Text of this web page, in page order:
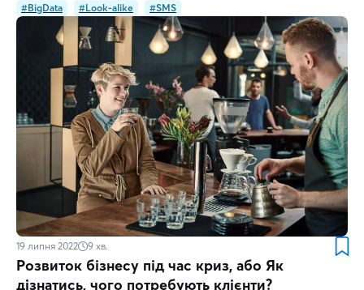
#BigData #Look-alike #SMS
19 липня 2022 9 хв.
Розвиток бізнесу під час криз, або Як
дізнатись, чого потребують клієнти?